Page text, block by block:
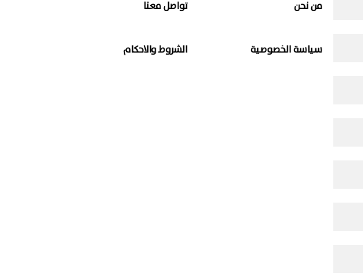
من نحن تواصل معنا
سياسة الخصوصية الشروط والاحكام